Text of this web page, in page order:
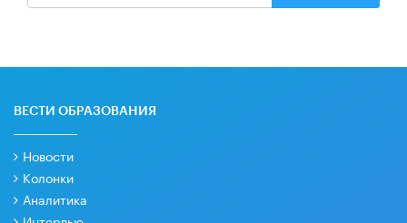
ВЕСТИ ОБРАЗОВАНИЯ
Новости
Колонки
Аналитика